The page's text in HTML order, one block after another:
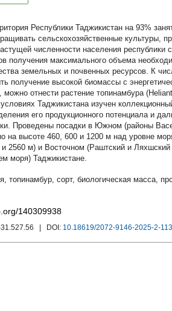
Республики Таджикистан на 93%
сельскохозяйственные культуры,
численности населения республики
получения максимального объема
земельных и почвенных ресурсов. К
получение высокой биомассы с
можно отнести растение топинамбура
Таджикистана изучен
его продукционного потенциала и
Проведены посадки в Южном (районы
на высоте 460, 600 и 1200 м над уровне
и 2560 м) и Восточном (Раштский и
моря) Таджикистане.
, топинамбур, сорт, биологическая масса,
140309938
| DOI: 10.18619/2072-9146-2025-2-